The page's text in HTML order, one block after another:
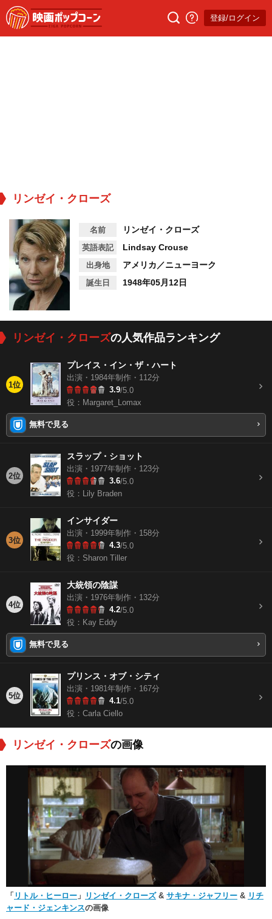
登録/ログイン
リンゼイ・クローズ
名前 リンゼイ・クローズ
英語表記 Lindsay Crouse
出身地 アメリカ／ニューヨーク
誕生日 1948年05月12日
リンゼイ・クローズの人気作品ランキング
1位
プレイス・イン・ザ・ハート
出演・1984年制作・112分
3.9/5.0
役：Margaret_Lomax
無料で見る
2位
スラップ・ショット
出演・1977年制作・123分
3.6/5.0
役：Lily Braden
3位
インサイダー
出演・1999年制作・158分
4.3/5.0
役：Sharon Tiller
4位
大統領の陰謀
出演・1976年制作・132分
4.2/5.0
役：Kay Eddy
無料で見る
5位
プリンス・オブ・シティ
出演・1981年制作・167分
4.1/5.0
役：Carla Ciello
リンゼイ・クローズの画像
「 リトル・ヒーロー 」 リンゼイ・クローズ& サキナ・ジャフリー & リチ
ャード・ジェンキンスの画像